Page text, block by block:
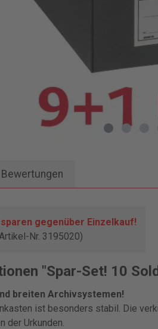
Bewertungen
gegenüber Einzelkauf!
Nr. 3195020)
"Spar-Set! 10
breiten Archivsystemen!
ist besonders stabil. Die
der Urkunden.